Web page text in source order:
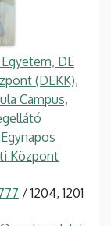
DE
(DEKK),
Campus,
Központ
/ 1204, 1201